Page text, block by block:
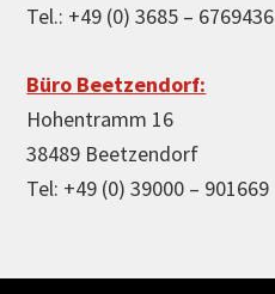
Tel.: +49 (0) 3685 – 6769436
Büro Beetzendorf:
Hohentramm 16
38489 Beetzendorf
Tel: +49 (0) 39000 – 901669